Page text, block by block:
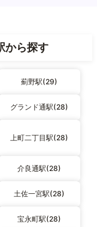
から探す
薊野駅(29)
グランド通駅(28)
上町二丁目駅(28)
介良通駅(28)
土佐一宮駅(28)
宝永町駅(28)